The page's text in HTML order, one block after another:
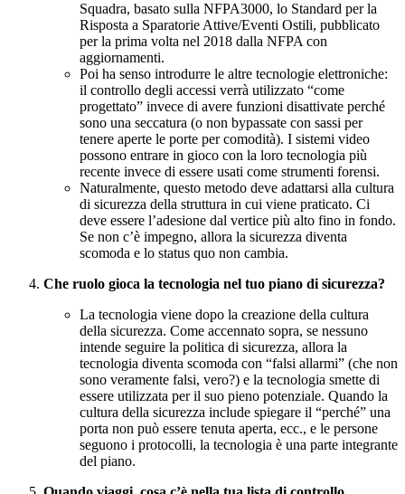
Squadra, basato sulla NFPA3000, lo Standard per la
Risposta a Sparatorie Attive/Eventi Ostili, pubblicato
per la prima volta nel 2018 dalla NFPA con
aggiornamenti.
Poi ha senso introdurre le altre tecnologie elettroniche:
il controllo degli accessi verrà utilizzato “come
progettato” invece di avere funzioni disattivate perché
sono una seccatura (o non bypassate con sassi per
tenere aperte le porte per comodità). I sistemi video
possono entrare in gioco con la loro tecnologia più
recente invece di essere usati come strumenti forensi.
Naturalmente, questo metodo deve adattarsi alla cultura
di sicurezza della struttura in cui viene praticato. Ci
deve essere l’adesione dal vertice più alto fino in fondo.
Se non c’è impegno, allora la sicurezza diventa
scomoda e lo status quo non cambia.
Che ruolo gioca la tecnologia nel tuo piano di sicurezza?
La tecnologia viene dopo la creazione della cultura
della sicurezza. Come accennato sopra, se nessuno
intende seguire la politica di sicurezza, allora la
tecnologia diventa scomoda con “falsi allarmi” (che non
sono veramente falsi, vero?) e la tecnologia smette di
essere utilizzata per il suo pieno potenziale. Quando la
cultura della sicurezza include spiegare il “perché” una
porta non può essere tenuta aperta, ecc., e le persone
seguono i protocolli, la tecnologia è una parte integrante
del piano.